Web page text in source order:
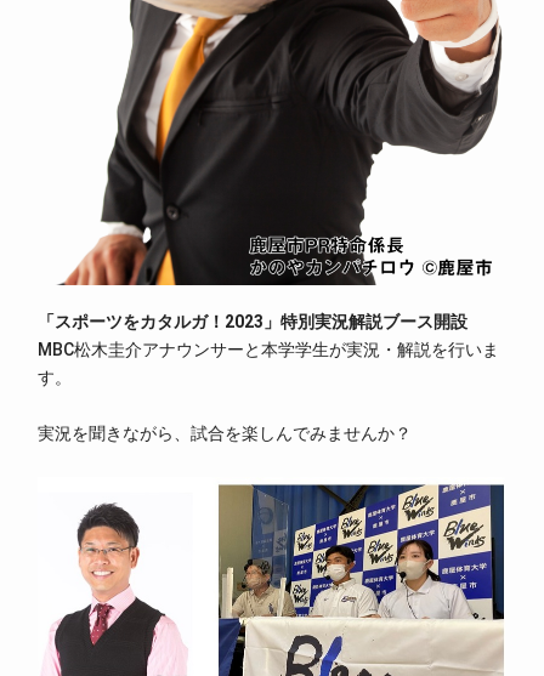
「スポーツをカタルガ！2023」特別実況解説ブース開設
MBC松木圭介アナウンサーと本学学生が実況・解説を行いま
す。
実況を聞きながら、試合を楽しんでみませんか？